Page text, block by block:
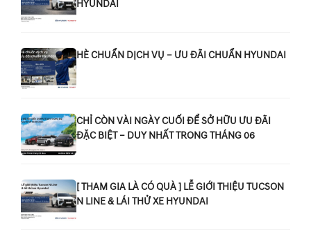
HYUNDAI
HÈ CHUẨN DỊCH VỤ – ƯU ĐÃI CHUẨN HYUNDAI
CHỈ CÒN VÀI NGÀY CUỐI ĐỂ SỞ HỮU ƯU ĐÃI
ĐẶC BIỆT – DUY NHẤT TRONG THÁNG 06
[ THAM GIA LÀ CÓ QUÀ ] LỄ GIỚI THIỆU TUCSON
N LINE & LÁI THỬ XE HYUNDAI